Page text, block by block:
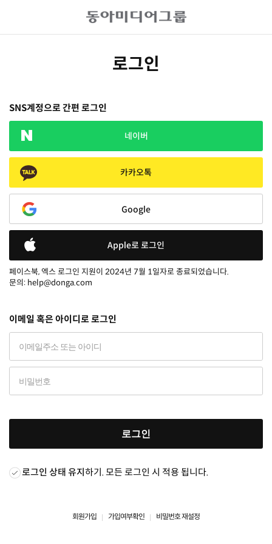
로그인
SNS계정으로 간편 로그인
네이버
카카오톡
Google
Apple로 로그인
페이스북, 엑스 로그인 지원이 2024년 7월 1일자로 종료되었습니다.
문의: help@donga.com
이메일 혹은 아이디로 로그인
로그인
로그인 상태 유지하기. 모든 로그인 시 적용 됩니다.
회원가입 가입여부확인 비밀번호 재설정